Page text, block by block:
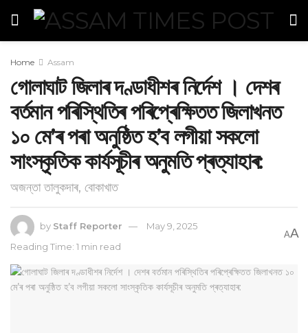
Home Assam
গোলাঘাট জিলাৰ দণ্ডাধীশৰ নিৰ্দেশ । দেশৰ
বৰ্তমান পৰিস্থিতিৰ পৰিপ্ৰেক্ষিতত জিলাখনত
১০ মে’ৰ পৰা অনুষ্ঠিত হ’ব লগীয়া সকলো
সাংস্কৃতিক কাৰ্যসূচীৰ অনুমতি প্ৰত্যাহাৰ:
অজন্তা তালুকদাৰ, বোকাখাত
by Staff Reporter
May 9, 2025
Reading Time: 1 min read
AA